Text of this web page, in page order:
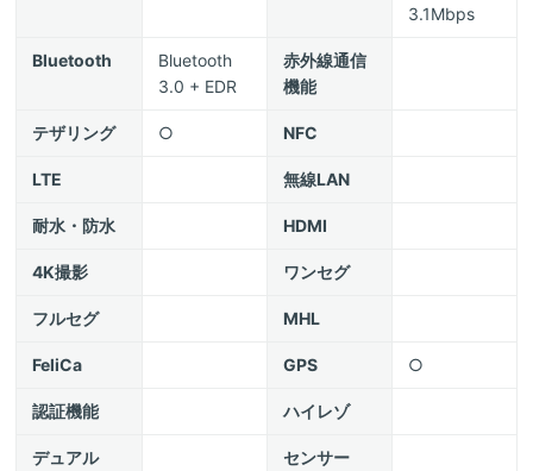
3.1Mbps
Bluetooth
Bluetooth
3.0 + EDR
赤外線通信
機能
テザリング ○ NFC
LTE 無線LAN
耐水・防水 HDMI
4K撮影 ワンセグ
フルセグ MHL
FeliCa GPS ○
認証機能 ハイレゾ
デュアル
センサー